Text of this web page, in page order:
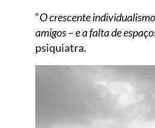
“O crescente
amigos – e a falta de
psiquiatra.